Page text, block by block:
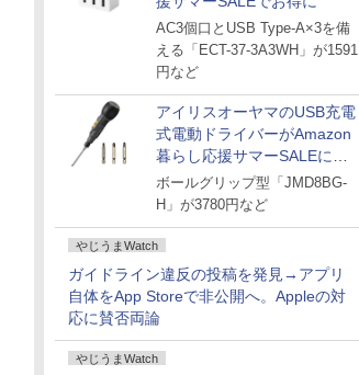
AC3個口とUSB Type-A×3を備
える「ECT-37-3A3WH」が1591
円など
アイリスオーヤマのUSB充電
式電動ドライバーがAmazon
暮らし応援サマーSALEに登
場
ボールグリップ型「JMD8BG-
H」が3780円など
やじうまWatch
ガイドライン違反の投稿を発見→アプリ
自体をApp Storeで非公開へ。Appleの対
応に賛否両論
やじうまWatch